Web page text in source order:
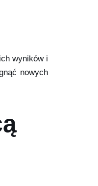
wyników i
nowych